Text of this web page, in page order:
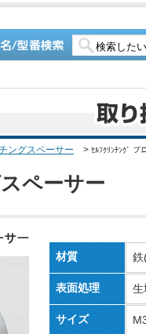
ングスペーサー > ｾﾙﾌｸﾘﾝﾁﾝｸﾞ ブ
ペーサー
サー
材質 鉄
表面処理 生
サイズ